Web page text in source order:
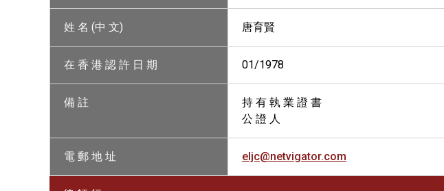
姓 名 (中 文) 唐育賢
在 香 港 認 許 日 期 01/1978
備 註
持 有 執 業 證 書
公 證 人
電 郵 地 址 eljc@netvigator.com